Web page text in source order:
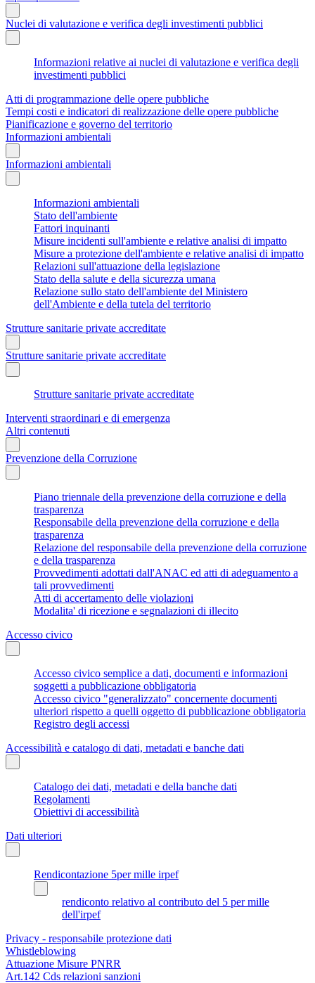
Nuclei di valutazione e verifica degli investimenti pubblici
Informazioni relative ai nuclei di valutazione e verifica degli
investimenti pubblici
Atti di programmazione delle opere pubbliche
Tempi costi e indicatori di realizzazione delle opere pubbliche
Pianificazione e governo del territorio
Informazioni ambientali
Informazioni ambientali
Informazioni ambientali
Stato dell'ambiente
Fattori inquinanti
Misure incidenti sull'ambiente e relative analisi di impatto
Misure a protezione dell'ambiente e relative analisi di impatto
Relazioni sull'attuazione della legislazione
Stato della salute e della sicurezza umana
Relazione sullo stato dell'ambiente del Ministero
dell'Ambiente e della tutela del territorio
Strutture sanitarie private accreditate
Strutture sanitarie private accreditate
Strutture sanitarie private accreditate
Interventi straordinari e di emergenza
Altri contenuti
Prevenzione della Corruzione
Piano triennale della prevenzione della corruzione e della
trasparenza
Responsabile della prevenzione della corruzione e della
trasparenza
Relazione del responsabile della prevenzione della corruzione
e della trasparenza
Provvedimenti adottati dall'ANAC ed atti di adeguamento a
tali provvedimenti
Atti di accertamento delle violazioni
Modalita' di ricezione e segnalazioni di illecito
Accesso civico
Accesso civico semplice a dati, documenti e informazioni
soggetti a pubblicazione obbligatoria
Accesso civico "generalizzato" concernente documenti
ulteriori rispetto a quelli oggetto di pubblicazione obbligatoria
Registro degli accessi
Accessibilità e catalogo di dati, metadati e banche dati
Catalogo dei dati, metadati e della banche dati
Regolamenti
Obiettivi di accessibilità
Dati ulteriori
Rendicontazione 5per mille irpef
rendiconto relativo al contributo del 5 per mille
dell'irpef
Privacy - responsabile protezione dati
Whistleblowing
Attuazione Misure PNRR
Art.142 Cds relazioni sanzioni